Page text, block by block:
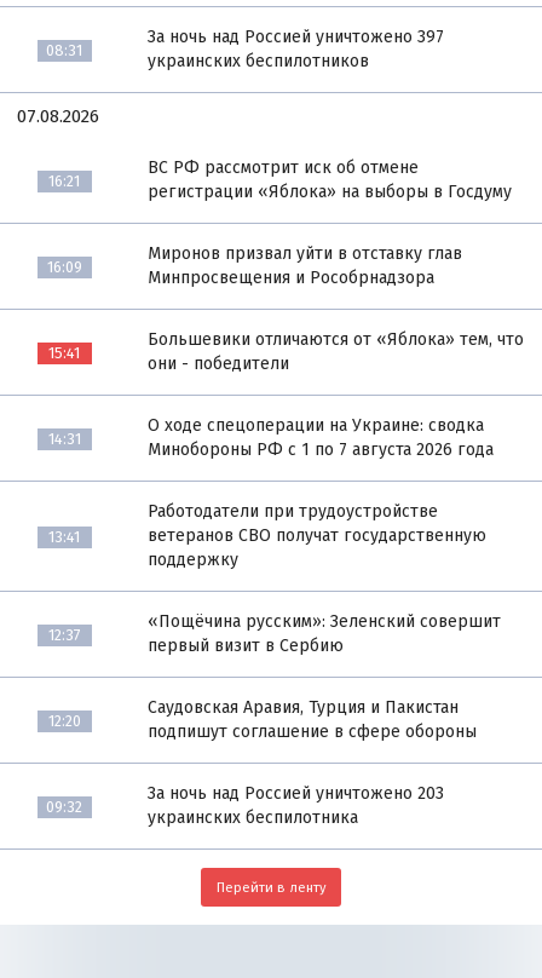
08:31
За ночь над Россией уничтожено 397
украинских беспилотников
07.08.2026
16:21
ВС РФ рассмотрит иск об отмене
регистрации «Яблока» на выборы в Госдуму
16:09
Миронов призвал уйти в отставку глав
Минпросвещения и Рособрнадзора
15:41
Большевики отличаются от «Яблока» тем, что
они - победители
14:31
О ходе спецоперации на Украине: сводка
Минобороны РФ с 1 по 7 августа 2026 года
13:41
Работодатели при трудоустройстве
ветеранов СВО получат государственную
поддержку
12:37
«Пощёчина русским»: Зеленский совершит
первый визит в Сербию
12:20
Саудовская Аравия, Турция и Пакистан
подпишут соглашение в сфере обороны
09:32
За ночь над Россией уничтожено 203
украинских беспилотника
Перейти в ленту